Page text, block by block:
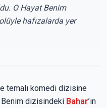
O Hayat Benim
hafızalarda yer
temalı komedi dizisine
dizisindeki Bahar’ın